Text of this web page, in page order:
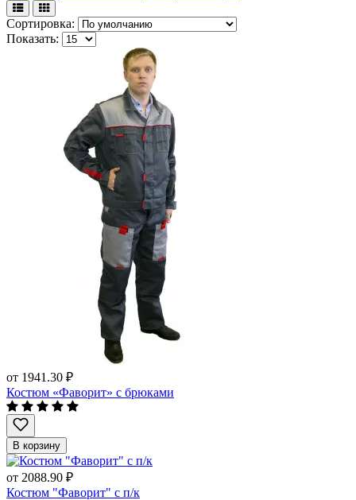
Сортировка:
Показать:
от 1941.30 ₽
Костюм «Фаворит» с брюками
В корзину
от 2088.90 ₽
Костюм "Фаворит" с п/к